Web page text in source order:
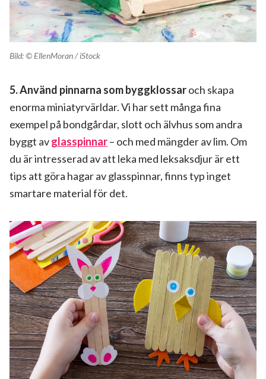
Bild: © EllenMoran / iStock
5.Använd pinnarna som byggklossaroch skapa
enorma miniatyrvärldar. Vi har sett många fina
exempel på bondgårdar, slott och älvhus som andra
byggt avglasspinnar– och med mängder av lim. Om
du är intresserad av att leka med leksaksdjur är ett
tips att göra hagar av glasspinnar, finns typ inget
smartare material för det.